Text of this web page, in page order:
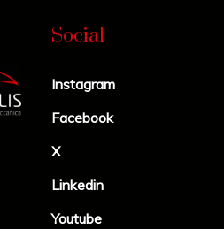
Social
Instagram
Facebook
X
Linkedin
Youtube